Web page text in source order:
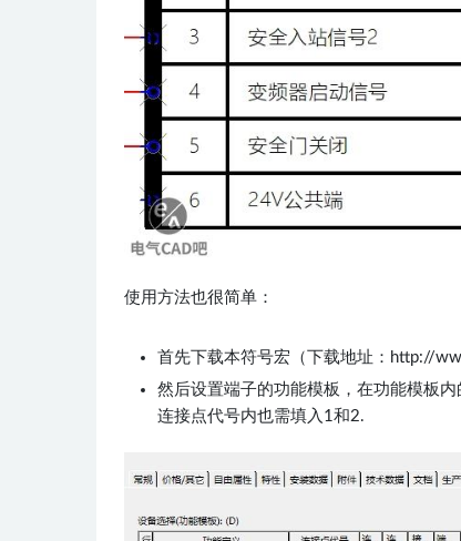
使用方法也很简单：
首先下载本符号宏（下载地址：http://
然后设置端子的功能模板，在功能模板
连接点代号内也需填入1和2.